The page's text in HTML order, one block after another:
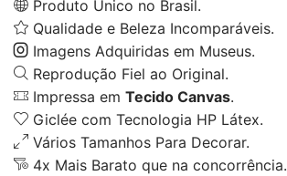
Produto Único no Brasil.
Qualidade e Beleza Incomparáveis.
Imagens Adquiridas em Museus.
Reprodução Fiel ao Original.
Impressa em Tecido Canvas.
Giclée com Tecnologia HP Látex.
Vários Tamanhos Para Decorar.
4x Mais Barato que na concorrência.